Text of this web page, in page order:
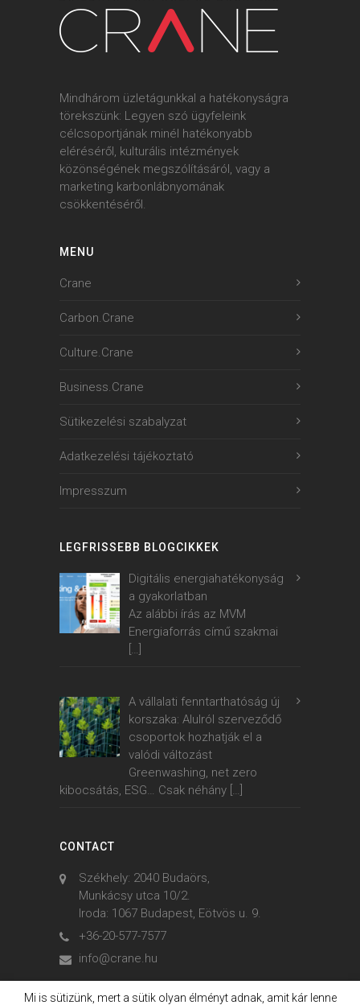
Mindhárom üzletágunkkal a hatékonyságra
törekszünk: Legyen szó ügyfeleink
célcsoportjának minél hatékonyabb
eléréséről, kulturális intézmények
közönségének megszólításáról, vagy a
marketing karbonlábnyomának
csökkentéséről.
MENU
Crane
Carbon.Crane
Culture.Crane
Business.Crane
Sütikezelési szabalyzat
Adatkezelési tájékoztató
Impresszum
LEGFRISSEBB BLOGCIKKEK
Digitális energiahatékonyság
a gyakorlatban
Az alábbi írás az MVM
Energiaforrás című szakmai
A vállalati fenntarthatóság új
korszaka: Alulról szerveződő
csoportok hozhatják el a
valódi változást
Greenwashing, net zero
kibocsátás, ESG… Csak néhány […]
CONTACT
Székhely: 2040 Budaörs,
Munkácsy utca 10/2.
Iroda: 1067 Budapest, Eötvös u. 9.
+36-20-577-7577
info@crane.hu
Mi is sütizünk, mert a sütik olyan élményt adnak, amit kár lenne